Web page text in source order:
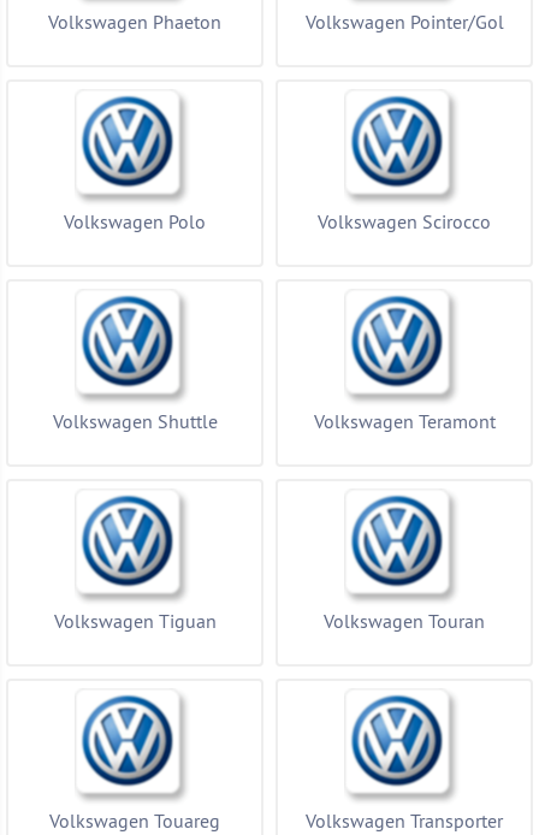
Volkswagen Phaeton Volkswagen Pointer/Gol
Volkswagen Polo Volkswagen Scirocco
Volkswagen Shuttle Volkswagen Teramont
Volkswagen Tiguan Volkswagen Touran
Volkswagen Touareg Volkswagen Transporter